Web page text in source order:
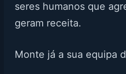
seres humanos que
geram receita.
Monte já a sua equipa